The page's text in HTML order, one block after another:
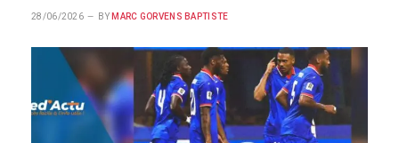
28/06/2026 BY MARC GORVENS BAPTISTE